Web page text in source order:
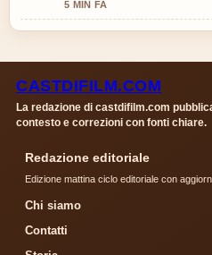
5 MIN FA
CASTDIFILM.COM
La redazione di castdifilm.com
contesto e correzioni con fonti chiare.
Redazione editoriale
Edizione mattina ciclo editoriale con
Chi siamo
Contatti